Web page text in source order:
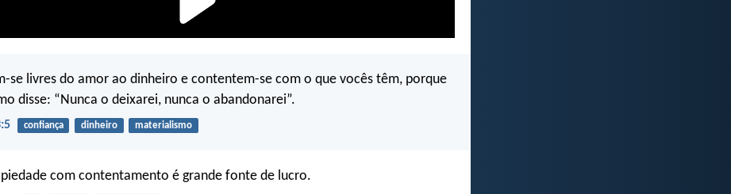
se livres do amor ao dinheiro e contentem-se com o que vocês têm, porque
disse: “Nunca o deixarei, nunca o abandonarei”.
confiança dinheiro materialismo
com contentamento é grande fonte de lucro.